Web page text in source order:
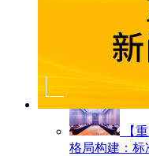
【
格局构建：标